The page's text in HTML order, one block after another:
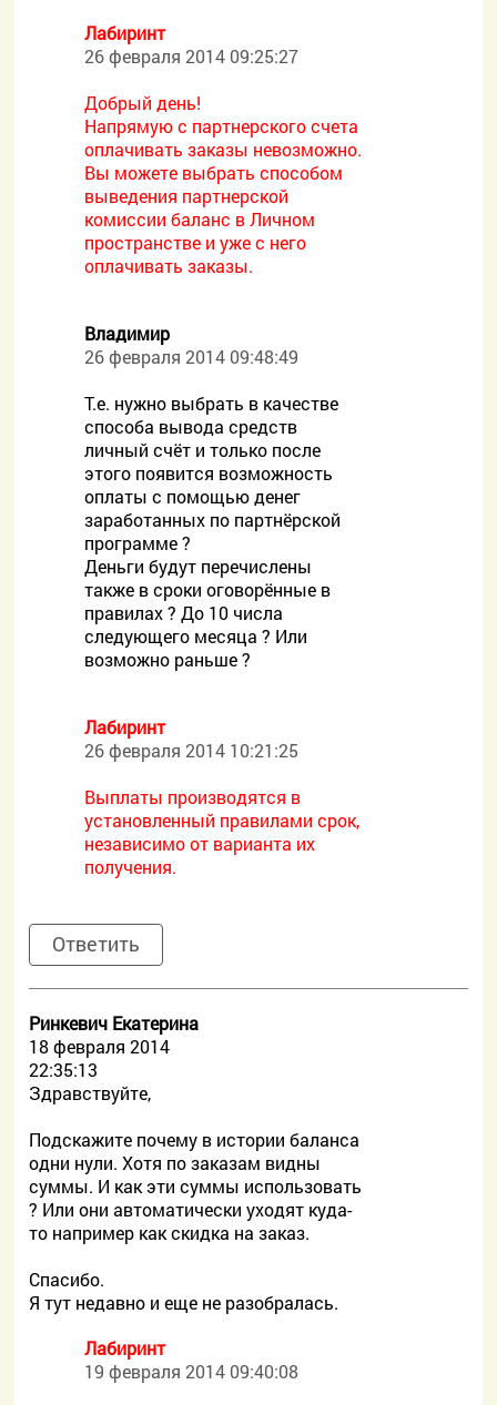
Лабиринт
26 февраля 2014 09:25:27
Добрый день!
Напрямую с партнерского счета
оплачивать заказы невозможно.
Вы можете выбрать способом
выведения партнерской
комиссии баланс в Личном
пространстве и уже с него
оплачивать заказы.
Владимир
26 февраля 2014 09:48:49
Т.е. нужно выбрать в качестве
способа вывода средств
личный счёт и только после
этого появится возможность
оплаты с помощью денег
заработанных по партнёрской
программе ?
Деньги будут перечислены
также в сроки оговорённые в
правилах ? До 10 числа
следующего месяца ? Или
возможно раньше ?
Лабиринт
26 февраля 2014 10:21:25
Выплаты производятся в
установленный правилами срок,
независимо от варианта их
получения.
Ответить
Ринкевич Екатерина
18 февраля 2014
22:35:13
Здравствуйте,
Подскажите почему в истории баланса
одни нули. Хотя по заказам видны
суммы. И как эти суммы использовать
? Или они автоматически уходят куда-
то например как скидка на заказ.
Спасибо.
Я тут недавно и еще не разобралась.
Лабиринт
19 февраля 2014 09:40:08